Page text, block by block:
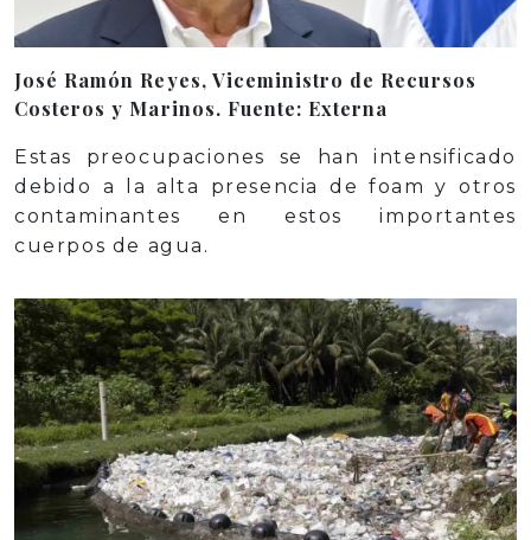
José Ramón Reyes, Viceministro de Recursos
Costeros y Marinos. Fuente: Externa
Estas preocupaciones se han intensificado
debido a la alta presencia de foam y otros
contaminantes en estos importantes
cuerpos de agua.